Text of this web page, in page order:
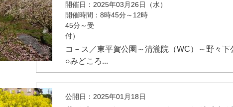
開催日：2025年03月26日（水）
開催時間：8時45
45分～受
コ－ス／東平賀公園～清瀧院（WC）～野々
○みどころ...
公開日：2025年01月18日